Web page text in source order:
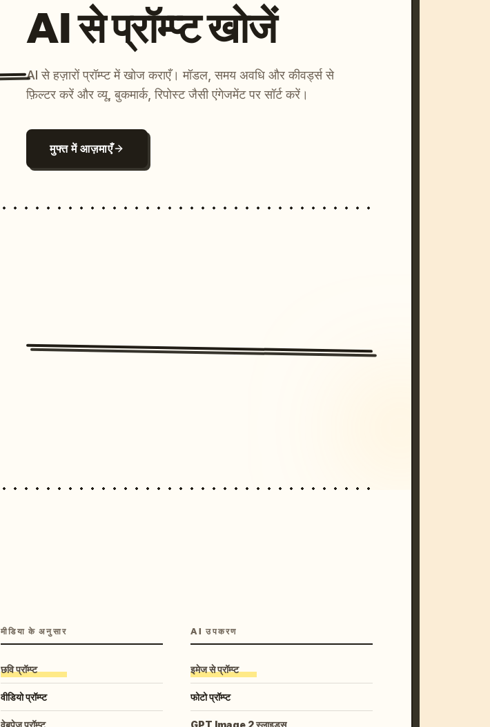
AI से प्रॉम्प्ट खोजें
AI से हज़ारों प्रॉम्प्ट में खोज कराएँ। मॉडल, समय अवधि और कीवर्ड्स से
फ़िल्टर करें और व्यू, बुकमार्क, रिपोस्ट जैसी एंगेजमेंट पर सॉर्ट करें।
मुफ्त में आज़माएँ
मीडिया के अनुसार
छवि प्रॉम्प्ट
वीडियो प्रॉम्प्ट
वेबपेज प्रॉम्प्ट
AI उपकरण
इमेज से प्रॉम्प्ट
फोटो प्रॉम्प्ट
GPT Image 2 स्लाइड्स